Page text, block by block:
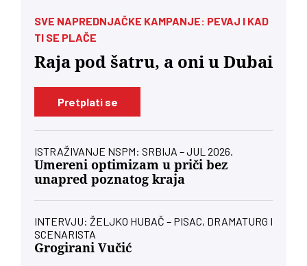
SVE NAPREDNJAČKE KAMPANJE: PEVAJ I KAD
TI SE PLAČE
Raja pod šatru, a oni u Dubai
Pretplati se
ISTRAŽIVANJE NSPM: SRBIJA – JUL 2026.
Umereni optimizam u priči bez
unapred poznatog kraja
INTERVJU: ŽELJKO HUBAČ – PISAC, DRAMATURG I
SCENARISTA
Grogirani Vučić